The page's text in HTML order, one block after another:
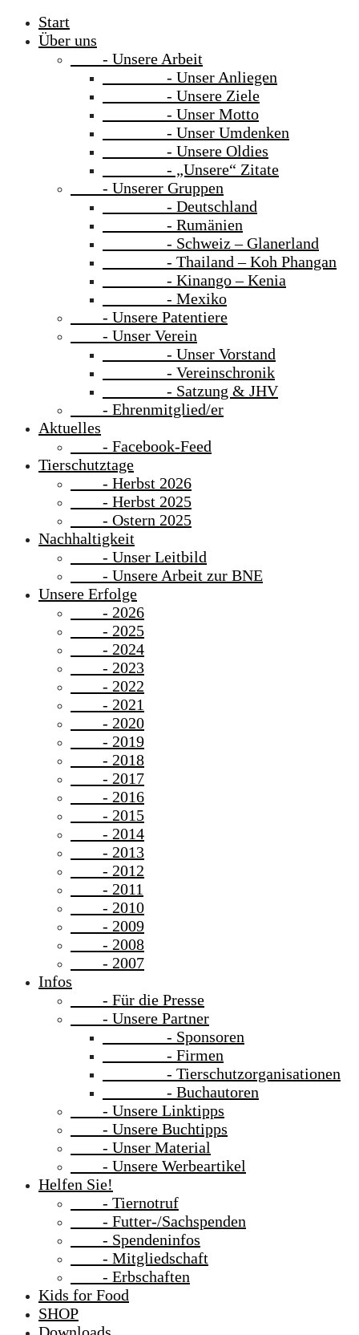
Start
Über uns
- Unsere Arbeit
- Unser Anliegen
- Unsere Ziele
- Unser Motto
- Unser Umdenken
- Unsere Oldies
- „Unsere“ Zitate
- Unserer Gruppen
- Deutschland
- Rumänien
- Schweiz – Glanerland
- Thailand – Koh Phangan
- Kinango – Kenia
- Mexiko
- Unsere Patentiere
- Unser Verein
- Unser Vorstand
- Vereinschronik
- Satzung & JHV
- Ehrenmitglied/er
Aktuelles
- Facebook-Feed
Tierschutztage
- Herbst 2026
- Herbst 2025
- Ostern 2025
Nachhaltigkeit
- Unser Leitbild
- Unsere Arbeit zur BNE
Unsere Erfolge
- 2026
- 2025
- 2024
- 2023
- 2022
- 2021
- 2020
- 2019
- 2018
- 2017
- 2016
- 2015
- 2014
- 2013
- 2012
- 2011
- 2010
- 2009
- 2008
- 2007
Infos
- Für die Presse
- Unsere Partner
- Sponsoren
- Firmen
- Tierschutzorganisationen
- Buchautoren
- Unsere Linktipps
- Unsere Buchtipps
- Unser Material
- Unsere Werbeartikel
Helfen Sie!
- Tiernotruf
- Futter-/Sachspenden
- Spendeninfos
- Mitgliedschaft
- Erbschaften
Kids for Food
SHOP